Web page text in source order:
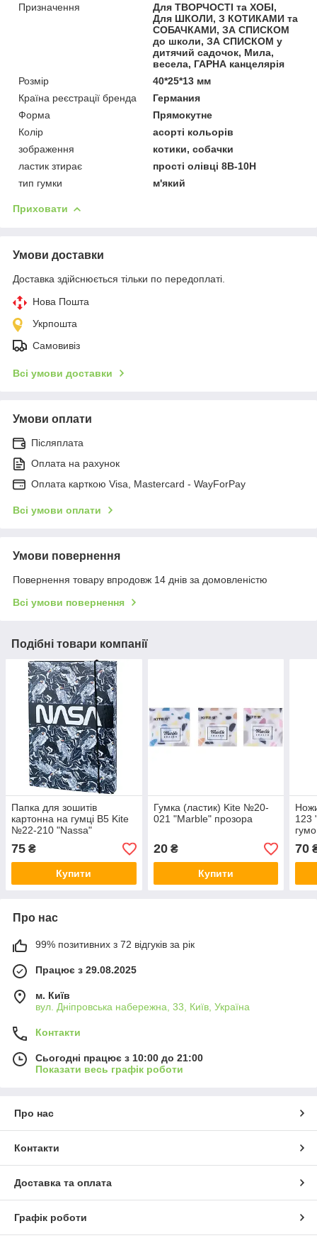
Призначення
Для ТВОРЧОСТІ та ХОБІ,
Для ШКОЛИ, З КОТИКАМИ та
СОБАЧКАМИ, ЗА СПИСКОМ
до школи, ЗА СПИСКОМ у
дитячий садочок, Мила,
весела, ГАРНА канцелярія
Розмір
40*25*13 мм
Країна реєстрації бренда
Германия
Форма
Прямокутне
Колір
асорті кольорів
зображення
котики, собачки
ластик зтирає
прості олівці 8B-10H
тип гумки
м'який
Приховати
Умови доставки
Доставка здійснюється тільки по передоплаті.
Нова Пошта
Укрпошта
Самовивіз
Всі умови доставки
Умови оплати
Післяплата
Оплата на рахунок
Оплата карткою Visa, Mastercard - WayForPay
Всі умови оплати
Умови повернення
Повернення товару впродовж 14 днів за домовленістю
Всі умови повернення
Подібні товари компанії
Папка для зошитів
картонна на гумці В5 Kite
№22-210 "Nassa"
75 ₴
Купити
Гумка (ластик) Kite №20-
021 "Marble" прозора
20₴
Купити
123
70
Про нас
99% позитивних з 72 відгуків за рік
Працює з 29.08.2025
м. Київ
вул. Дніпровська набережна, 33, Київ, Україна
Контакти
Сьогодні працює з 10:00 до 21:00
Показати весь графік роботи
Про нас
Контакти
Доставка та оплата
Графік роботи